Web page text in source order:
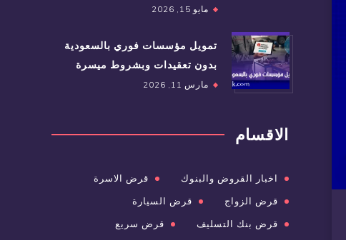
مايو 15, 2026
تمويل مؤسسات فوري بالسعودية
بدون تعقيدات وبشروط ميسرة
مارس 11, 2026
الاقسام
اخبار القروض والبنوك
قرض الاسرة
قرض الزواج
قرض السيارة
قرض بنك التسليف
قرض سريع